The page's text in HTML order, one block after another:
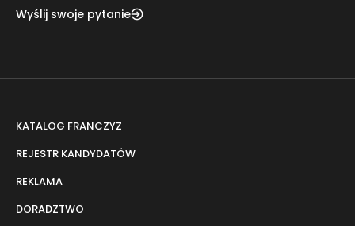
Wyślij swoje pytanie
KATALOG FRANCZYZ
REJESTR KANDYDATÓW
REKLAMA
DORADZTWO